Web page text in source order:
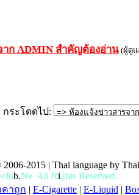
าก ADMIN สำคัญต้องอ่าน(ผู้ดูแ
กระโดดไป:
2015 | Thai language by
club.Ne All Rights Reserved.
าถูก E-Cigarette E-Liquid